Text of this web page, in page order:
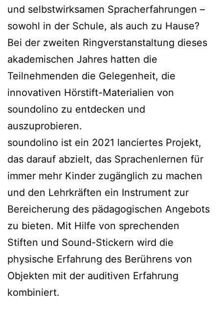
und selbstwirksamen Spracherfahrungen –
sowohl in der Schule, als auch zu Hause?
Bei der zweiten Ringverstanstaltung dieses
akademischen Jahres hatten die
Teilnehmenden die Gelegenheit, die
innovativen Hörstift-Materialien von
soundolino zu entdecken und
auszuprobieren.
soundolino ist ein 2021 lanciertes Projekt,
das darauf abzielt, das Sprachenlernen für
immer mehr Kinder zugänglich zu machen
und den Lehrkräften ein Instrument zur
Bereicherung des pädagogischen Angebots
zu bieten. Mit Hilfe von sprechenden
Stiften und Sound-Stickern wird die
physische Erfahrung des Berührens von
Objekten mit der auditiven Erfahrung
kombiniert.